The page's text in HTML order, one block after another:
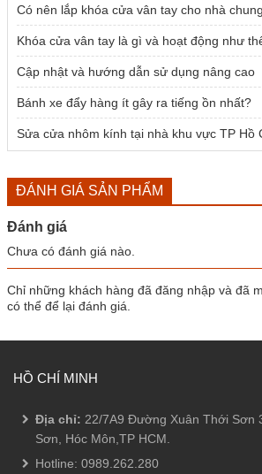
Có nên lắp khóa cửa vân tay cho nhà
Khóa cửa vân tay là gì và hoạt động như
Cập nhật và hướng dẫn sử dụng nâng cao
Bánh xe đẩy hàng ít gây ra tiếng ồn nhất?
Sửa cửa nhôm kính tại nhà khu vực TP Hồ
ĐÁNH GIÁ SẢN PHẨM
Đánh giá
Chưa có đánh giá nào.
Chỉ những khách hàng đã đăng nhập và đã
có thể để lại đánh giá.
HỒ CHÍ MINH
Địa chỉ: 22/7A9 Đường Xuân Thới Sơn
Sơn, Hóc Môn,TP HCM.
Hotline: 0989.262.280